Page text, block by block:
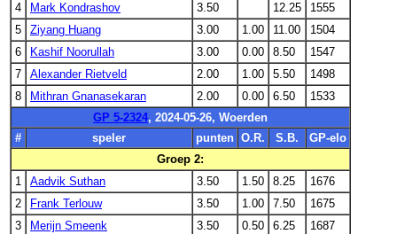
4
Mark Kondrashov 3.50 12.25
1555
5
Ziyang Huang 3.00 1.00 11.00
1504
6
Kashif Noorullah 3.00 0.00 8.50
1547
7
Alexander Rietveld 2.00 1.00 5.50
1498
8
Mithran Gnanasekaran 2.00 0.00 6.50
1533
GP 5-2324, 2024-05-26, Woerden
#
speler punten O.R. S.B.
GP-elo
Groep 2:
1
Aadvik Suthan 3.50 1.50 8.25
1676
2
Frank Terlouw 3.50 1.00 7.50
1675
3
Merijn Smeenk 3.50 0.50 6.25
1687